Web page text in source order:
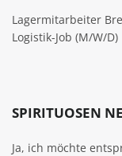
Lagermitarbeiter
Logistik-Job (M/W/D)
SPIRITUOSEN
Ja, ich möchte